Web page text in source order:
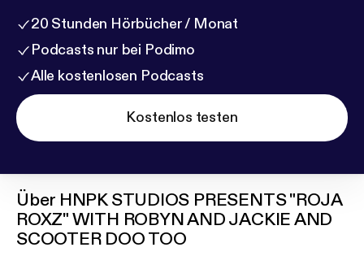
20 Stunden Hörbücher / Monat
Podcasts nur bei Podimo
Alle kostenlosen Podcasts
Kostenlos testen
Über HNPK STUDIOS PRESENTS "ROJA
ROXZ" WITH ROBYN AND JACKIE AND
SCOOTER DOO TOO